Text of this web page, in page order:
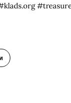
#klads.org